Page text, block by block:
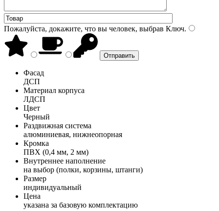
Пожалуйста, докажите, что вы человек, выбрав Ключ.
Фасад
ДСП
Материал корпуса
ЛДСП
Цвет
Черный
Раздвижная система
алюминиевая, нижнеопорная
Кромка
ПВХ (0,4 мм, 2 мм)
Внутреннее наполнение
на выбор (полки, корзины, штанги)
Размер
индивидуальный
Цена
указана за базовую комплектацию